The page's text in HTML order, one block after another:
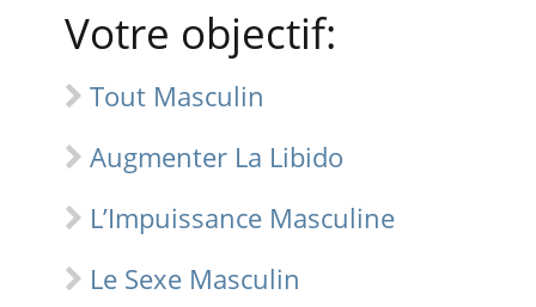
Votre objectif:
Tout Masculin
Augmenter La Libido
L’Impuissance Masculine
Le Sexe Masculin